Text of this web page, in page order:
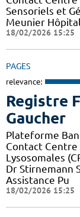
Sensoriels et
Meunier
18/02/2026 15:25
PAGES
relevance:
Registre
Gaucher
Plateforme
Contact Centre
Lysosomales
Dr Stirnemann
Assistance Pu
18/02/2026 15:25